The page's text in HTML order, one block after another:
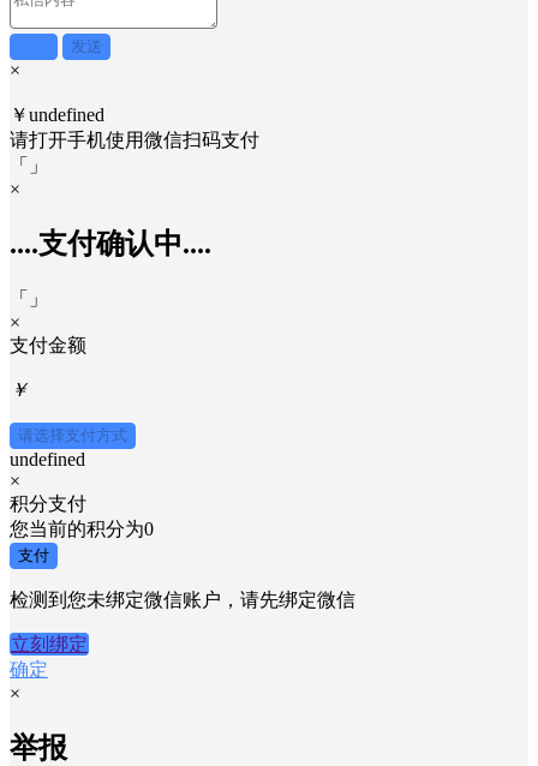
发送
×
￥undefined
请打开手机使用微信扫码支付
「
」
×
....支付确认中....
「
」
×
支付金额
￥
请选择支付方式
undefined
×
积分支付
您当前的积分为0
支付
检测到您未绑定微信账户，请先绑定微信
立刻绑定
确定
×
举报